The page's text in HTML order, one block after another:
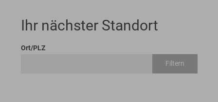
Ihr nächster Standort
Ort/PLZ
Filtern